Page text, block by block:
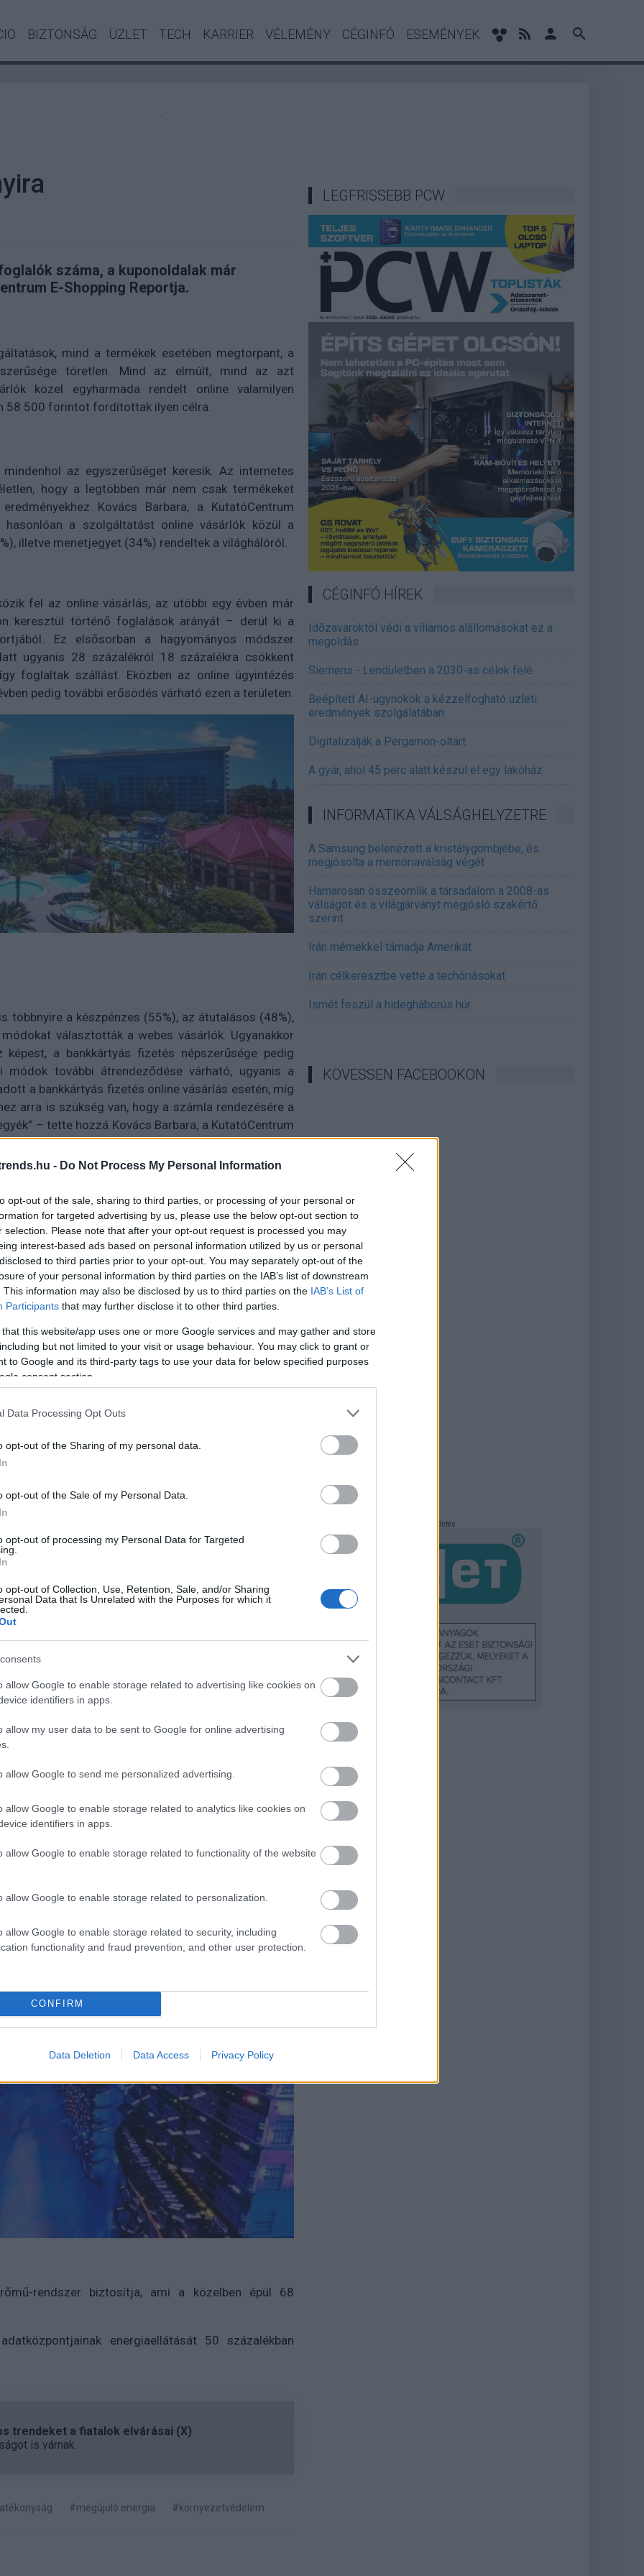
- Do Not Process My Personal Information
opt-out of the sale, sharing to third parties, or processing of your personal or
for targeted advertising by us, please use the below opt-out section to
selection. Please note that after your opt-out request is processed you may
interest-based ads based on personal information utilized by us or personal
to third parties prior to your opt-out. You may separately opt-out of the
of your personal information by third parties on the IAB’s list of downstream
This information may also be disclosed by us to third parties on the IAB’s List of
Participants that may further disclose it to other third parties.
that this website/app uses one or more Google services and may gather and store
but not limited to your visit or usage behaviour. You may click to grant or
to Google and its third-party tags to use your data for below specified purposes
consent section.
Data Processing Opt Outs
opt-out of the Sharing of my personal data.
opt-out of the Sale of my Personal Data.
opt-out of processing my Personal Data for Targeted
opt-out of Collection, Use, Retention, Sale, and/or Sharing
Data that Is Unrelated with the Purposes for which it
allow Google to enable storage related to advertising like cookies on
identifiers in apps.
allow my user data to be sent to Google for online advertising
allow Google to send me personalized advertising.
allow Google to enable storage related to analytics like cookies on
identifiers in apps.
allow Google to enable storage related to functionality of the website
allow Google to enable storage related to personalization.
allow Google to enable storage related to security, including
functionality and fraud prevention, and other user protection.
CONFIRM
Data Deletion Data Access Privacy Policy
BIZTONSÁG ÜZLET TECH KARRIER VÉLEMÉNY CÉGINFÓ ESEMÉNYEK
száma, a kuponoldalak már
E-Shopping Reportja.
mind a termékek esetében megtorpant, a
töretlen. Mind az elmúlt, mind az azt
közel egyharmada rendelt online valamilyen
58 500 forintot fordítottak ilyen célra.
az egyszerűséget keresik. Az internetes
hogy a legtöbben már nem csak termékeket
Kovács Barbara, a KutatóCentrum
a szolgáltatást online vásárlók közül a
illetve menetjegyet (34%) rendeltek a világhálóról.
fel az online vásárlás, az utóbbi egy évben már
keresztül történő foglalások arányát – derül ki a
Ez elsősorban a hagyományos módszer
ugyanis 28 százalékról 18 százalékra csökkent
foglaltak szállást. Eközben az online ügyintézés
pedig további erősödés várható ezen a területen.
többnyire a készpénzes (55%), az átutalásos (48%),
választották a webes vásárlók. Ugyanakkor
a bankkártyás fizetés népszerűsége pedig
módok további átrendeződése várható, ugyanis a
a bankkártyás fizetés online vásárlás esetén, míg
arra is szükség van, hogy a számla rendezésére a
– tette hozzá Kovács Barbara, a KutatóCentrum
trendeket a fiatalok elvárásai (X)
is várnak.
#életmód #kupon #rendelés
üzemelő adatközpontot épít a Facebook.
területen mintegy 500 millió dollárból épülő
a 3 amerikai és a svéd központ mellett.
Project adatközponti hardverdizájnja adja, a
helyett a külső levegővel oldják majd meg a
fejlesztették ki.
rendszer biztosítja, ami a közelben épül 68
energiaellátását 50 százalékban
trendeket a fiatalok elvárásai (X)
is várnak.
#megújuló energia #környezetvédelem
LEGFRISSEBB PCW
CÉGINFÓ HÍREK
Időzavaroktól védi a villamos alállomásokat ez a
megoldás
Siemens - Lendületben a 2030-as célok felé
Beépített AI-ügynökök a kézzelfogható üzleti
eredmények szolgálatában
Digitalizálják a Pergamon-oltárt
A gyár, ahol 45 perc alatt készül el egy lakóház
INFORMATIKA VÁLSÁGHELYZETRE
A Samsung belenézett a kristálygömbjébe, és
megjósolta a memóriaválság végét
Hamarosan összeomlik a társadalom a 2008-as
válságot és a világjárványt megjósló szakértő
szerint
Irán mémekkel támadja Amerikát
Irán célkeresztbe vette a techóriásokat
Ismét feszül a hidegháborús húr
KÖVESSEN FACEBOOKON
Hirdetés